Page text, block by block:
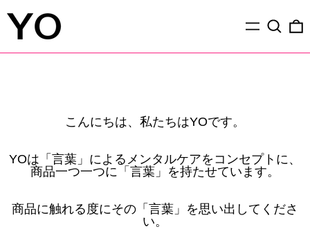
MenuSearch
こんにちは、私たちはYOです。
YOは「言葉」によるメンタルケアをコンセプトに、
商品一つ一つに「言葉」を持たせています。
商品に触れる度にその「言葉」を思い出してくださ
い。